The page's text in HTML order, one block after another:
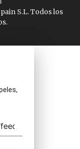
S.L. Todos los